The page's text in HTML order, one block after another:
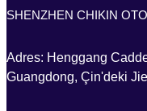
SHENZHEN CHIKIN
Adres: Henggang
Guangdong, Çin'deki